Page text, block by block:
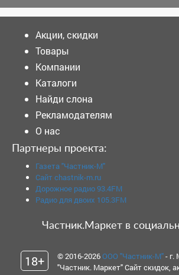
Акции, скидки
Товары
Компании
Каталоги
Найди слона
Рекламодателям
О нас
Партнеры проекта:
Газета "Частник-М"
Сайт chastnik-m.ru
Дорожное радио 93.4FM
Радио для двоих 105.3FM
Частник.Маркет в
18+ © 2016-2026ООО "Частник-М"- г.
"Частник. Маркет" Сайт скидок,